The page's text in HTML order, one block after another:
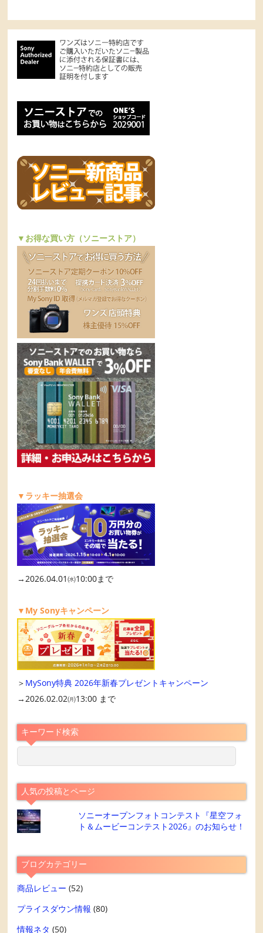
▼お得な買い方（ソニーストア）
▼ラッキー抽選会
→2026.04.01㈬10:00まで
▼My Sonyキャンペーン
＞ MySony特典 2026年新春プレゼントキャンペーン
→2026.02.02㈪13:00 まで
キーワード検索
人気の投稿とページ
ソニーオープンフォトコンテスト『星空フォ
ト＆ムービーコンテスト2026』のお知らせ！
ブログカテゴリー
商品レビュー (52)
プライスダウン情報 (80)
情報ネタ (50)